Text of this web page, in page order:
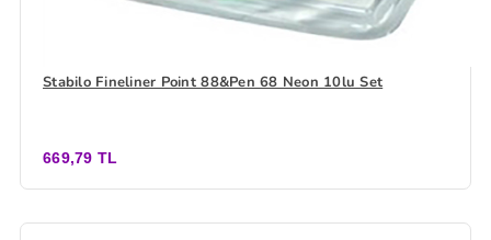
Stabilo Fineliner Point 88&Pen 68 Neon 10lu Set
669,79 TL